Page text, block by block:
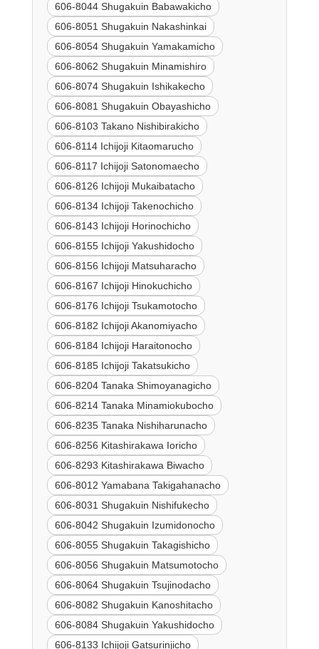
606-8044 Shugakuin Babawakicho
606-8051 Shugakuin Nakashinkai
606-8054 Shugakuin Yamakamicho
606-8062 Shugakuin Minamishiro
606-8074 Shugakuin Ishikakecho
606-8081 Shugakuin Obayashicho
606-8103 Takano Nishibirakicho
606-8114 Ichijoji Kitaomarucho
606-8117 Ichijoji Satonomaecho
606-8126 Ichijoji Mukaibatacho
606-8134 Ichijoji Takenochicho
606-8143 Ichijoji Horinochicho
606-8155 Ichijoji Yakushidocho
606-8156 Ichijoji Matsuharacho
606-8167 Ichijoji Hinokuchicho
606-8176 Ichijoji Tsukamotocho
606-8182 Ichijoji Akanomiyacho
606-8184 Ichijoji Haraitonocho
606-8185 Ichijoji Takatsukicho
606-8204 Tanaka Shimoyanagicho
606-8214 Tanaka Minamiokubocho
606-8235 Tanaka Nishiharunacho
606-8256 Kitashirakawa Ioricho
606-8293 Kitashirakawa Biwacho
606-8012 Yamabana Takigahanacho
606-8031 Shugakuin Nishifukecho
606-8042 Shugakuin Izumidonocho
606-8055 Shugakuin Takagishicho
606-8056 Shugakuin Matsumotocho
606-8064 Shugakuin Tsujinodacho
606-8082 Shugakuin Kanoshitacho
606-8084 Shugakuin Yakushidocho
606-8133 Ichijoji Gatsurinjicho